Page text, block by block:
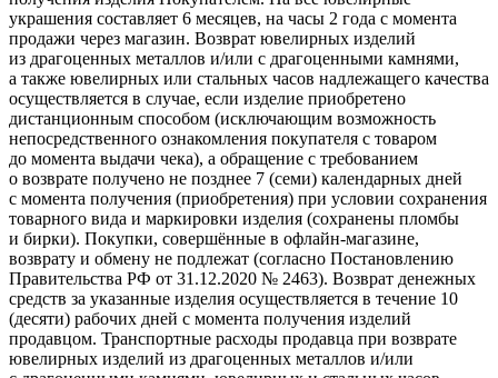
украшения составляет 6 месяцев, на часы 2 года с момента
продажи через магазин. Возврат ювелирных изделий
из драгоценных металлов и/или с драгоценными камнями,
а также ювелирных или стальных часов надлежащего качества
осуществляется в случае, если изделие приобретено
дистанционным способом (исключающим возможность
непосредственного ознакомления покупателя с товаром
до момента выдачи чека), а обращение с требованием
о возврате получено не позднее 7 (семи) календарных дней
с момента получения (приобретения) при условии сохранения
товарного вида и маркировки изделия (сохранены пломбы
и бирки). Покупки, совершённые в офлайн-магазине,
возврату и обмену не подлежат (согласно Постановлению
Правительства РФ от 31.12.2020 № 2463). Возврат денежных
средств за указанные изделия осуществляется в течение 10
(десяти) рабочих дней с момента получения изделий
продавцом. Транспортные расходы продавца при возврате
ювелирных изделий из драгоценных металлов и/или